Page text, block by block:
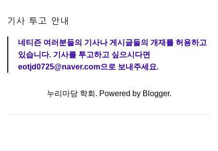
기사 투고 안내
네티즌 여러분들의 기사나 게시글들의 개재를 허용하고
있습니다. 기사를 투고하고 싶으시다면
eotjd0725@naver.com으로 보내주세요.
누리마당 학회. Powered by Blogger.